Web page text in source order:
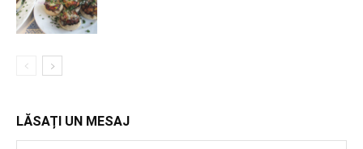
LĂSAȚI UN MESAJ